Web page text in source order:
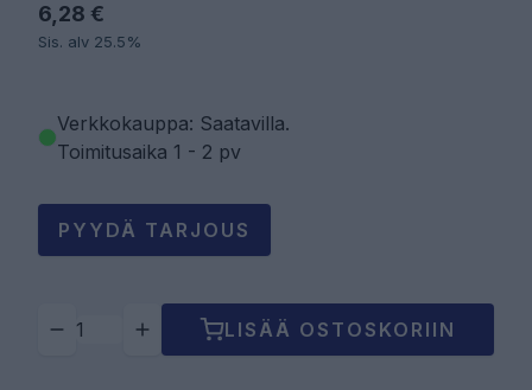
6,28 €
Sis. alv 25.5%
Verkkokauppa: Saatavilla.
Toimitusaika 1 - 2 pv
PYYDÄ TARJOUS
LISÄÄ OSTOSKORIIN